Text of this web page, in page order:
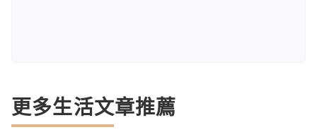
更多生活文章推薦